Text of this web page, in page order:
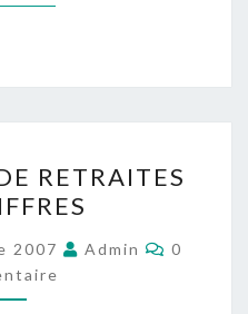
DE
RETRAITES
2007 Admin
0